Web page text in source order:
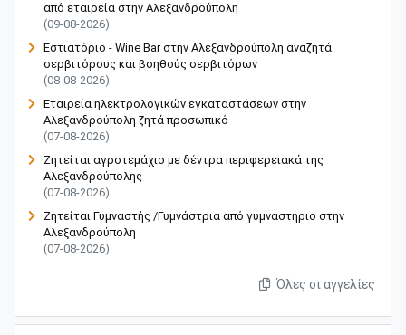
από εταιρεία στην Αλεξανδρούπολη
(09-08-2026)
Εστιατόριο - Wine Bar στην Αλεξανδρούπολη αναζητά
σερβιτόρους και βοηθούς σερβιτόρων
(08-08-2026)
Εταιρεία ηλεκτρολογικών εγκαταστάσεων στην
Αλεξανδρούπολη ζητά προσωπικό
(07-08-2026)
Ζητείται αγροτεμάχιο με δέντρα περιφερειακά της
Αλεξανδρούπολης
(07-08-2026)
Ζητείται Γυμναστής /Γυμνάστρια από γυμναστήριο στην
Αλεξανδρούπολη
(07-08-2026)
Όλες οι αγγελίες